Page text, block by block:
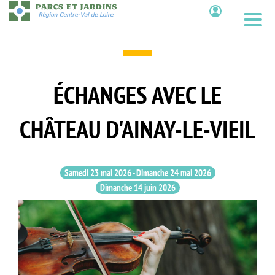
Aller
au
ÉCHANGES AVEC LE
CHÂTEAU D'AINAY-LE-VIEIL
Samedi 23 mai 2026-Dimanche 24 mai 2026
Dimanche 14 juin 2026